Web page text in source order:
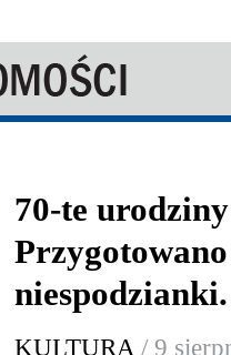
70-te
KULTURA / 9